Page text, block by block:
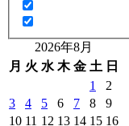
2026年8月
月 火 水 木 金 土 日
1
2
3
4 5 6 7 8
9
10 11 12 13 14 15 16